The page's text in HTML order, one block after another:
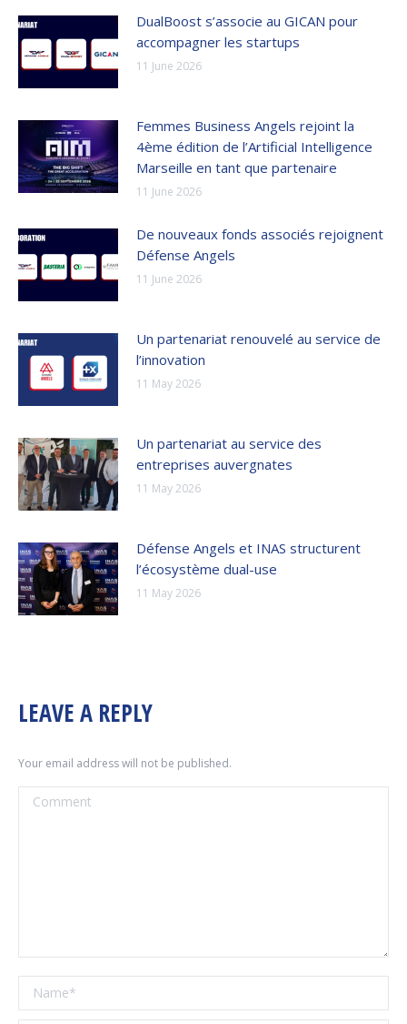
DualBoost s’associe au GICAN pour
accompagner les startups
11 June 2026
Femmes Business Angels rejoint la
4ème édition de l’Artificial Intelligence
Marseille en tant que partenaire
11 June 2026
De nouveaux fonds associés rejoignent
Défense Angels
11 June 2026
Un partenariat renouvelé au service de
l’innovation
11 May 2026
Un partenariat au service des
entreprises auvergnates
11 May 2026
Défense Angels et INAS structurent
l’écosystème dual-use
11 May 2026
LEAVE A REPLY
Your email address will not be published.
Comment
Name *